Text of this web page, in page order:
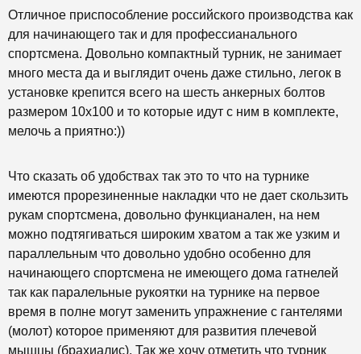
Отличное приспособление российского производства как
для начинающего так и для профессианального
спортсмена. Довольно компактный турник, не занимает
много места да и выглядит очень даже стильно, легок в
установке крепится всего на шесть анкерных болтов
размером 10x100 и то которые идут с ним в комплекте,
мелочь а приятно:))
Что сказать об удобствах так это то что на турнике
имеются прорезиненные накладки что не дает скользить
рукам спортсмена, довольно функцианален, на нем
можно подтягиваться широким хватом а так же узким и
параллельным что довольно удобно особенно для
начинающего спортсмена не имеющего дома гатнелей
так как паралельные рукоятки на турнике на первое
время в полне могут заменить упражнение с гантелями
(молот) которое применяют для развития плечевой
мышцы (брахиалис). Так же хочу отметить что турник